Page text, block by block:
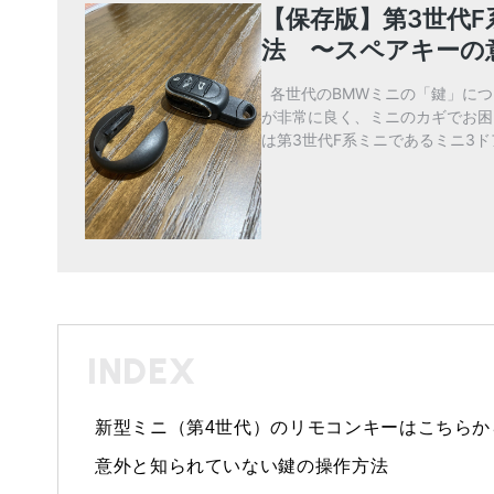
INDEX
新型ミニ（第4世代）のリモコンキーはこちらか
意外と知られていない鍵の操作方法